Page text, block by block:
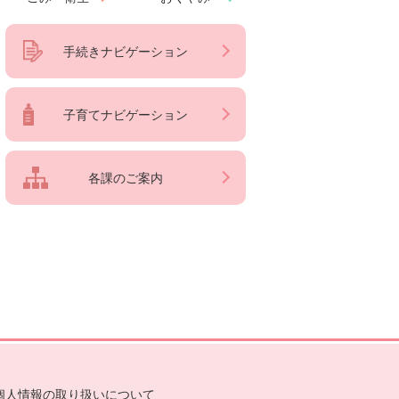
手続きナビゲーション
子育てナビゲーション
各課のご案内
人情報の取り扱いについて